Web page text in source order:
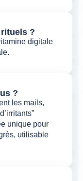
?
digitale
?
les mails,
unique pour
utilisable